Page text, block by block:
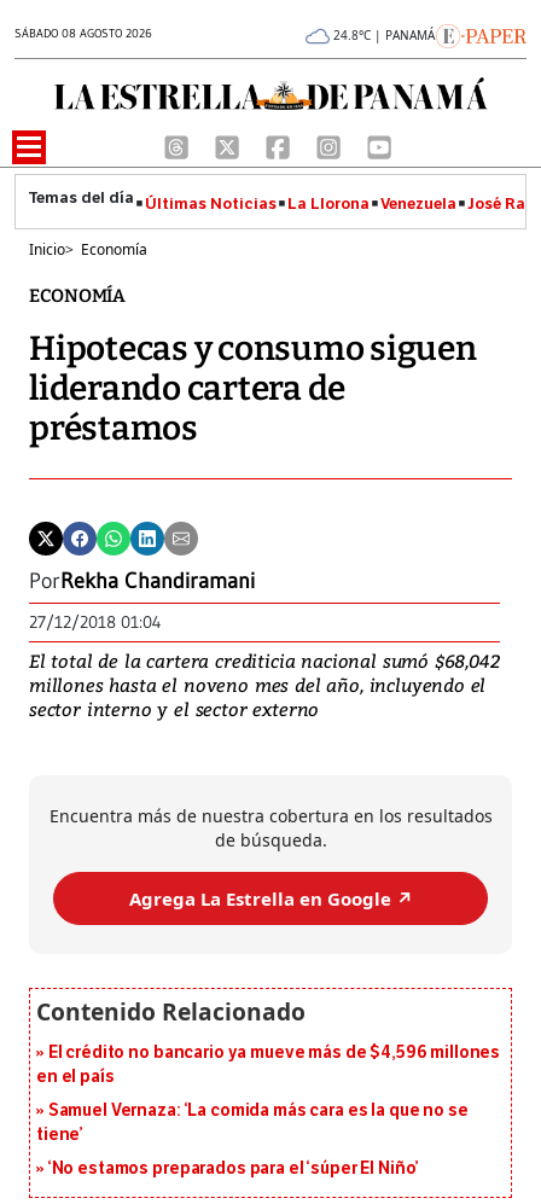
SÁBADO 08 AGOSTO 2026 24.8°C | PANAMÁ
Últimas Noticias La Llorona Venezuela José
Inicio> Economía
ECONOMÍA
Hipotecas y consumo siguen
liderando cartera de
préstamos
PorRekha Chandiramani
27/12/2018 01:04
El total de la cartera crediticia nacional sumó $68,042
millones hasta el noveno mes del año, incluyendo el
sector interno y el sector externo
Encuentra más de nuestra cobertura en los resultados
de búsqueda.
Agrega La Estrella en Google ↗️
El crédito no bancario ya mueve más de $4,596 millones
en el país
Samuel Vernaza: ‘La comida más cara es la que no se
tiene’
‘No estamos preparados para el ‘súper El Niño’